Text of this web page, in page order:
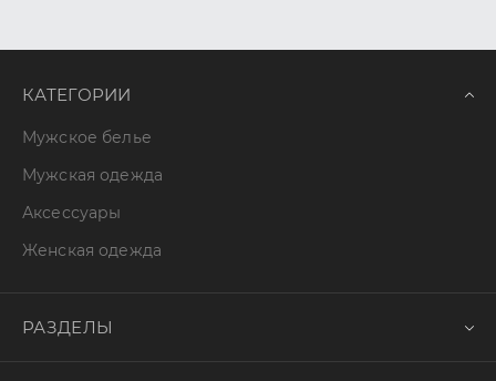
КАТЕГОРИИ
Мужское белье
Мужская одежда
Аксессуары
Женская одежда
РАЗДЕЛЫ